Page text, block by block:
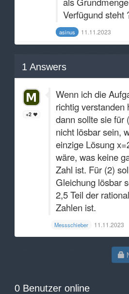
Verfügund steht
asinus 11.11.2023
1 Answers
+2
Wenn ich die
richtig verstanden
dann sollte sie für
nicht lösbar sein,
einzige Lösung
wäre, was keine
Zahl ist. Für (2)
Gleichung lösbar
2,5 Teil der
Zahlen ist.
Messschieber 11.11.2023
0 Benutzer online